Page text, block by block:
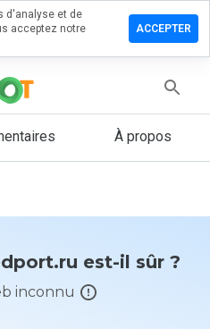
À propos
est-il sûr ?
inconnu
d'analyse et de
acceptez notre
ACCEPTER